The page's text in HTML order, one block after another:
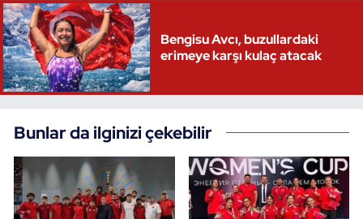
Bengisu Avcı, buzullardaki
erimeye karşı kulaç atacak
Bunlar da ilginizi çekebilir
Yüzme